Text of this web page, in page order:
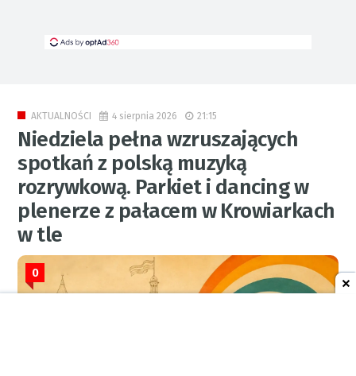
AKTUALNOŚCI 4 sierpnia 2026 21:15
Niedziela pełna wzruszających
spotkań z polską muzyką
rozrywkową. Parkiet i dancing w
plenerze z pałacem w Krowiarkach
w tle
0